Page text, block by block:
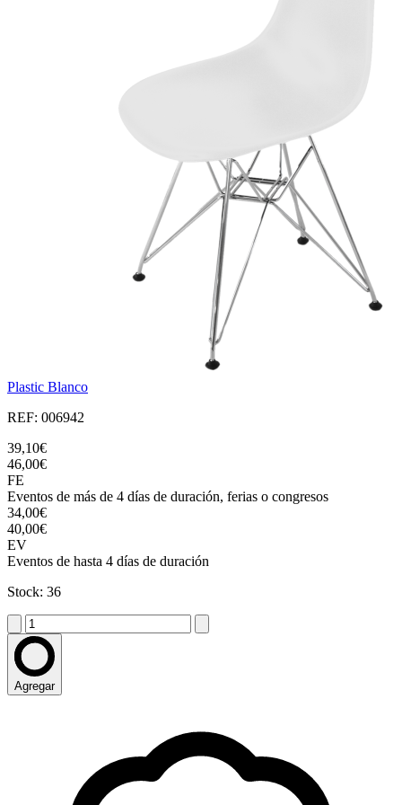
Plastic Blanco
REF: 006942
39,10€
46,00€
FE
Eventos de más de 4 días de duración, ferias o congresos
34,00€
40,00€
EV
Eventos de hasta 4 días de duración
Stock: 36
Agregar